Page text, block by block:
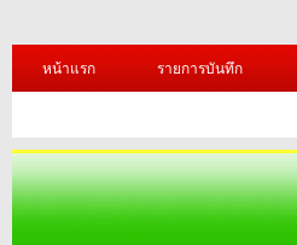
หน้าแรก รายการบันทึก